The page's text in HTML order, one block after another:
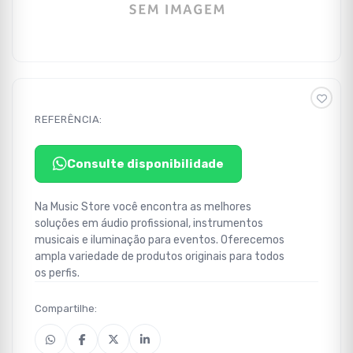
REFERÊNCIA:
Consulte disponibilidade
Na Music Store você encontra as melhores
soluções em áudio profissional, instrumentos
musicais e iluminação para eventos. Oferecemos
ampla variedade de produtos originais para todos
os perfis.
Compartilhe: